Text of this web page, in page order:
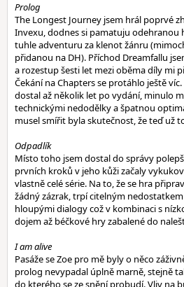
Prolog
The Longest Journey jsem hrál poprvé
Invexu, dodnes si pamatuju odehranou
tuhle adventuru za klenot žánru
přidanou na DH). Příchod Dreamfallu
a rozestup šesti let mezi oběma díly mi
Čekání na Chapters se protáhlo ještě
dostal až několik let po vydání, minulo
technickými nedodělky a špatnou
musel smířit byla skutečnost, že teď už
Odpadlík
Místo toho jsem dostal do správy
prvních kroků v jeho kůži začaly
vlastně celé série. Na to, že se hra
žádný zázrak, trpí citelným
hloupými dialogy což v kombinaci s
dojem až béčkové hry zabalené do
I am alive
Pasáže se Zoe pro mě byly o něco
prolog nevypadal úplně marně, stejně
do kterého se ze snění probudí. Vliv na